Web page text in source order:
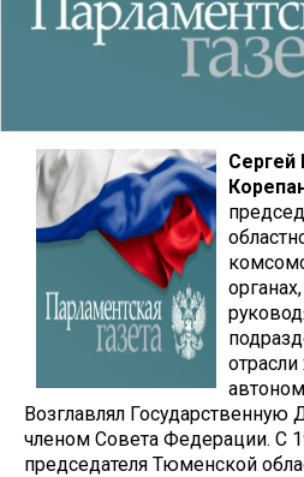
Сергей
Возглавлял Государственную
членом Совета Федерации. С
председателя Тюменской